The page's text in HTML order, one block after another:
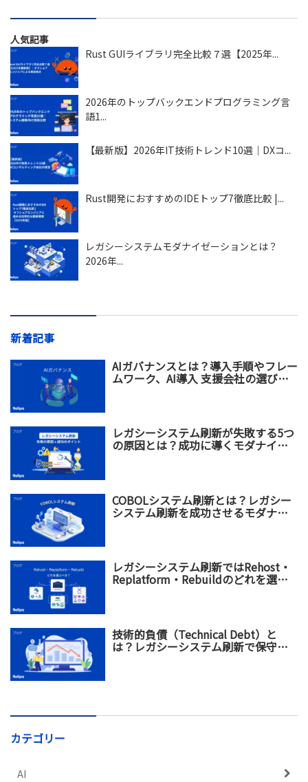
人気記事
Rust GUIライブラリ完全比較７選【2025年...
2026年のトップバックエンドプログラミング言
語1...
【最新版】2026年IT技術トレンド10選｜DXコ...
Rust開発におすすめのIDEトップ7徹底比較 |...
レガシーシステムモダナイゼーションとは？
2026年...
新着記事
AIガバナンスとは？導入手順やフレー
ムワーク、AI導入 支援会社の選び方
レガシーシステム刷新が失敗する5つ
の原因とは？成功に導くモダナイゼ
COBOLシステム刷新とは？レガシー
システム刷新を成功させるモダナイ
レガシーシステム刷新ではRehost・
Replatform・Rebuildのどれを選ぶ
技術的負債（Technical Debt）と
は？レガシーシステム刷新で保守コ
カテゴリー
AI